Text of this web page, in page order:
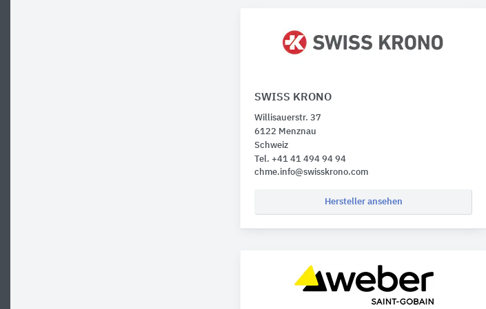
SWISS KRONO
Willisauerstr. 37
6122 Menznau
Schweiz
Tel. +41 41 494 94 94
chme.info@swisskrono.com
Hersteller ansehen